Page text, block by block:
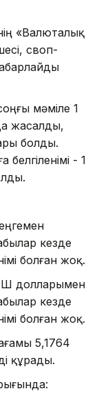
«Валюталық
своп-
мәміле 1
жасалды,
болды.
- 1
кезде
болған жоқ.
долларымен
кезде
болған жоқ.
5,1764
құрады.